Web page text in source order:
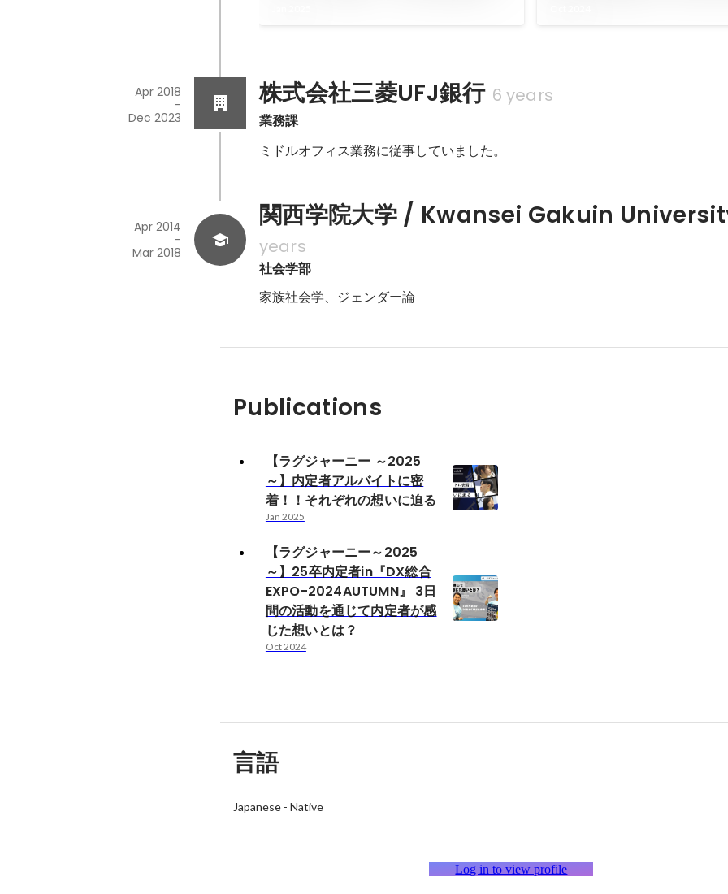
株式会社三菱UFJ銀行 6 years
業務課
Apr 2018
-
Dec 2023
ミドルオフィス業務に従事していました。
関西学院大学 / Kwansei Gakuin
years
社会学部
Apr 2014
-
Mar 2018
家族社会学、ジェンダー論
Publications
【ラグジャーニー ～2025
～】内定者アルバイトに密
着！！それぞれの想いに迫る
Jan 2025
【ラグジャーニー～2025
～】25卒内定者in『DX総合
EXPO-2024AUTUMN』 3日
間の活動を通じて内定者が感
じた想いとは？
Oct 2024
言語
Japanese- Native
Log in to view profile